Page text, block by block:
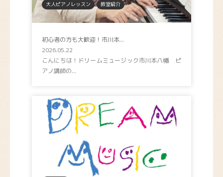
大人ピアノレッスン 教室紹介
初心者の方も大歓迎！市川本...
2026.05.22
こんにちは！ドリームミュージック市川本八幡 ピ
アノ講師の...